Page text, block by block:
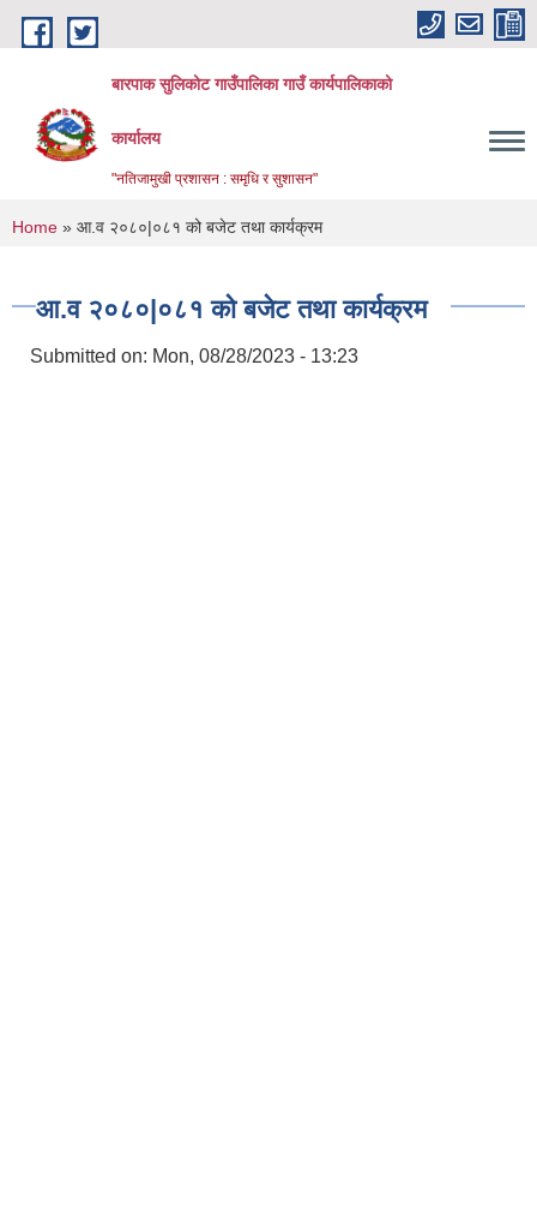
Skip to main content
बारपाक सुलिकोट गाउँपालिका गाउँ कार्यपालिकाको
कार्यालय
"नतिजामुखी प्रशासन : समृधि र सुशासन"
You are here
Home » आ.व २०८०|०८१ को बजेट तथा कार्यक्रम
आ.व २०८०|०८१ को बजेट तथा कार्यक्रम
Submitted on: Mon, 08/28/2023 - 13:23